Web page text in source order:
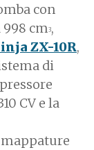
con
cm3,
ZX-10R,
di
CV e la